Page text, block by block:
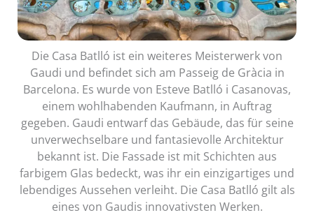
Die Casa Batlló ist ein weiteres Meisterwerk von
Gaudi und befindet sich am Passeig de Gràcia in
Barcelona. Es wurde von Esteve Batlló i Casanovas,
einem wohlhabenden Kaufmann, in Auftrag
gegeben. Gaudi entwarf das Gebäude, das für seine
unverwechselbare und fantasievolle Architektur
bekannt ist. Die Fassade ist mit Schichten aus
farbigem Glas bedeckt, was ihr ein einzigartiges und
lebendiges Aussehen verleiht. Die Casa Batlló gilt als
eines von Gaudis innovativsten Werken.